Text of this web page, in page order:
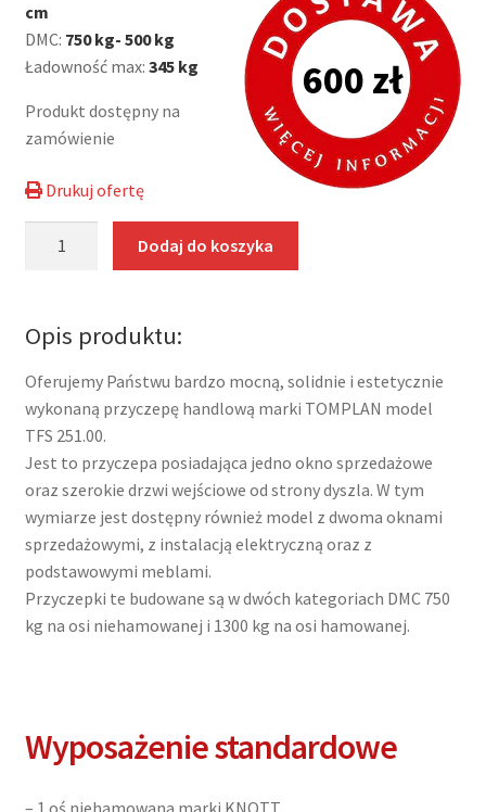
600 zł
cm
DMC: 750 kg- 500 kg
Ładowność max: 345 kg
Produkt dostępny na
zamówienie
Drukuj ofertę
THE
750kg
Dodaj do koszyka
Opis produktu:
Oferujemy Państwu bardzo mocną, solidnie i estetycznie
wykonaną przyczepę handlową marki TOMPLAN model
TFS 251.00.
Jest to przyczepa posiadająca jedno okno sprzedażowe
oraz szerokie drzwi wejściowe od strony dyszla. W tym
wymiarze jest dostępny również model z dwoma oknami
sprzedażowymi, z instalacją elektryczną oraz z
podstawowymi meblami.
Przyczepki te budowane są w dwóch kategoriach DMC 750
kg na osi niehamowanej i 1300 kg na osi hamowanej.
Wyposażenie standardowe
– 1 oś niehamowana marki KNOTT